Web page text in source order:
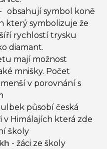
obsahují symbol koně
který symbolizuje že
rychlostí trysku
diamant.
mají možnost
mnišky. Počet
v porovnání s
působí česká
v Himálajích která zde
školy
- žáci ze školy